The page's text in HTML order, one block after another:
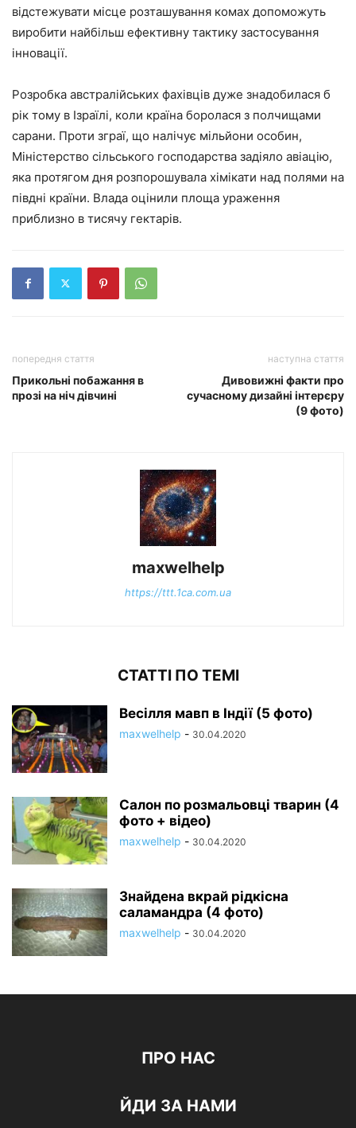
відстежувати місце розташування комах допоможуть
виробити найбільш ефективну тактику застосування
інновації.
Розробка австралійських фахівців дуже знадобилася б
рік тому в Ізраїлі, коли країна боролася з полчищами
сарани. Проти зграї, що налічує мільйони особин,
Міністерство сільського господарства задіяло авіацію,
яка протягом дня розпорошувала хімікати над полями на
півдні країни. Влада оцінили площа ураження
приблизно в тисячу гектарів.
попередня стаття
Прикольні побажання в
прозі на ніч дівчині
наступна стаття
Дивовижні факти про
сучасному дизайні інтерєру
(9 фото)
maxwelhelp
https://ttt.1ca.com.ua
СТАТТІ ПО ТЕМІ
Весілля мавп в Індії (5 фото)
maxwelhelp - 30.04.2020
Салон по розмальовці тварин (4
фото + відео)
maxwelhelp - 30.04.2020
Знайдена вкрай рідкісна
саламандра (4 фото)
maxwelhelp - 30.04.2020
ПРО НАС
ЙДИ ЗА НАМИ